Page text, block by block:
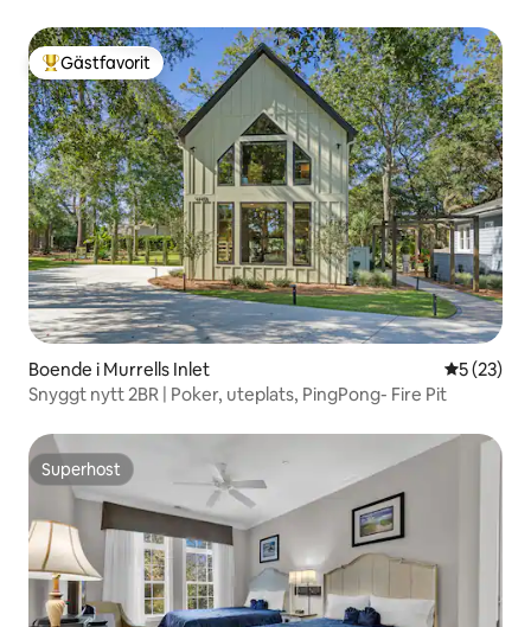
Populär gästfavorit
Gästfavorit
Boende i Murrells Inlet 5 av 5 i
5 (23)
Snyggt nytt 2BR | Poker, uteplats, PingPong- Fire Pit
Superhost
Superhost